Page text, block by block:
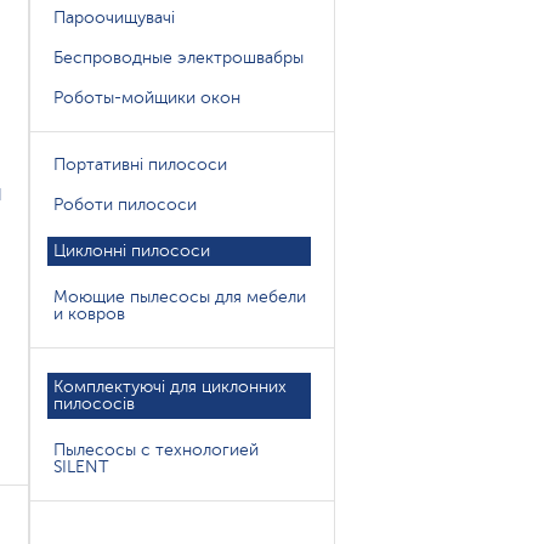
Пароочищувачі
Беспроводные электрошвабры
Роботы-мойщики окон
Портативні пилососи
Роботи пилососи
Циклонні пилососи
Моющие пылесосы для мебели
и ковров
Комплектуючі для циклонних
пилососів
Пылесосы с технологией
SILENT